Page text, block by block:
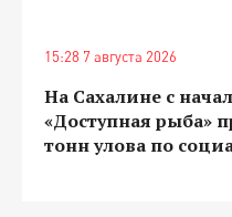
15:28 7 августа 2026
На Сахалине с
«Доступная рыба»
тонн улова по